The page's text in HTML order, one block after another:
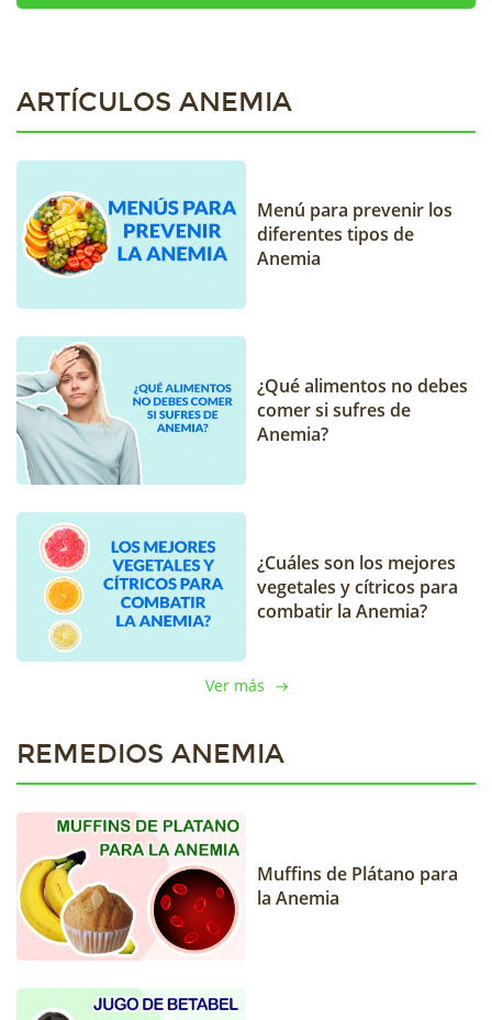
ARTÍCULOS ANEMIA
Menú para prevenir los
diferentes tipos de
Anemia
¿Qué alimentos no debes
comer si sufres de
Anemia?
¿Cuáles son los mejores
vegetales y cítricos para
combatir la Anemia?
Ver más
REMEDIOS ANEMIA
Muffins de Plátano para
la Anemia